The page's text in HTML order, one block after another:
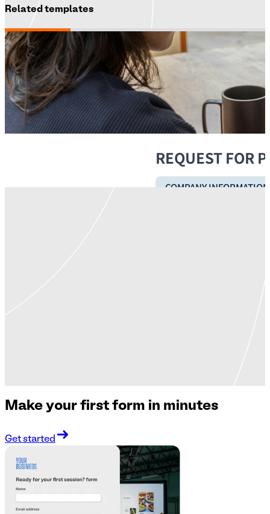
Related templates
Make your first form in minutes
Get started